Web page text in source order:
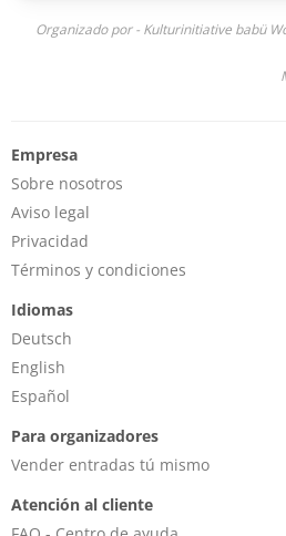
Organizado por - Kulturinitiative babü
Empresa
Sobre nosotros
Aviso legal
Privacidad
Términos y condiciones
Idiomas
Deutsch
English
Español
Para organizadores
Vender entradas tú mismo
Atención al cliente